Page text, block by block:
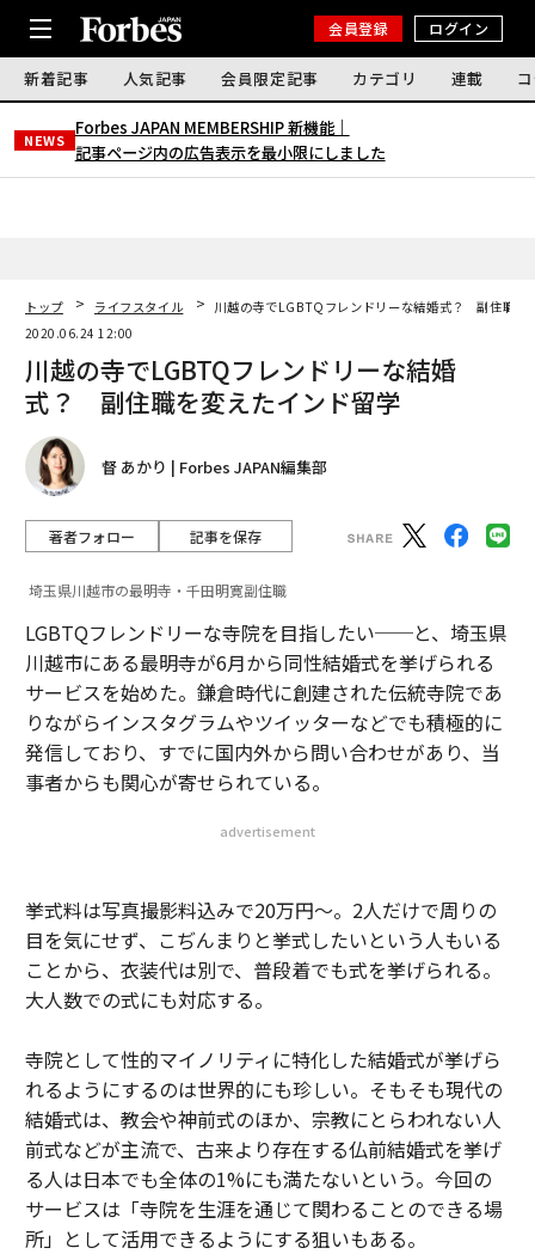
会員登録 ログイン
新着記事 人気記事 会員限定記事 カテゴリ 連載
NEWS
Forbes JAPAN MEMBERSHIP 新機能｜
記事ページ内の広告表示を最小限にしました
トップ ライフスタイル
川越の寺でLGBTQフレンドリーな結婚式？ 副住職を
2020.06.24 12:00
川越の寺でLGBTQフレンドリーな結婚
式？ 副住職を変えたインド留学
督 あかり | Forbes JAPAN編集部
著者フォロー 記事を保存
埼玉県川越市の最明寺・千田明寛副住職
LGBTQフレンドリーな寺院を目指したい──と、埼玉県
川越市にある最明寺が6月から同性結婚式を挙げられる
サービスを始めた。鎌倉時代に創建された伝統寺院であ
りながらインスタグラムやツイッターなどでも積極的に
発信しており、すでに国内外から問い合わせがあり、当
事者からも関心が寄せられている。
advertisement
挙式料は写真撮影料込みで20万円～。2人だけで周りの
目を気にせず、こぢんまりと挙式したいという人もいる
ことから、衣装代は別で、普段着でも式を挙げられる。
大人数での式にも対応する。
寺院として性的マイノリティに特化した結婚式が挙げら
れるようにするのは世界的にも珍しい。そもそも現代の
結婚式は、教会や神前式のほか、宗教にとらわれない人
前式などが主流で、古来より存在する仏前結婚式を挙げ
る人は日本でも全体の1%にも満たないという。今回の
サービスは「寺院を生涯を通じて関わることのできる場
所」として活用できるようにする狙いもある。